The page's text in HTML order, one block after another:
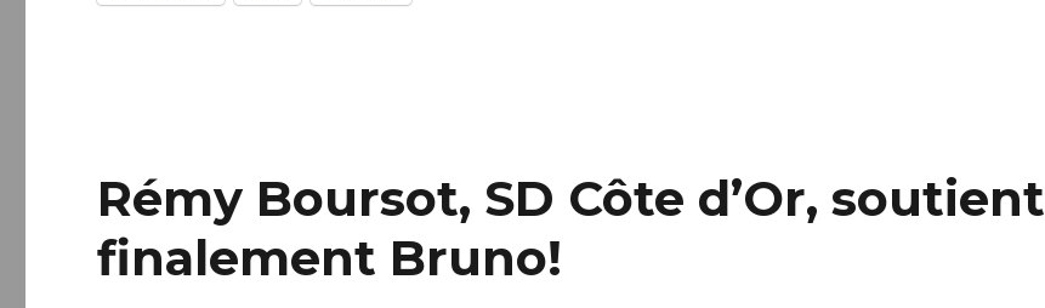
Rémy Boursot, SD Côte d’Or, soutient
finalement Bruno!